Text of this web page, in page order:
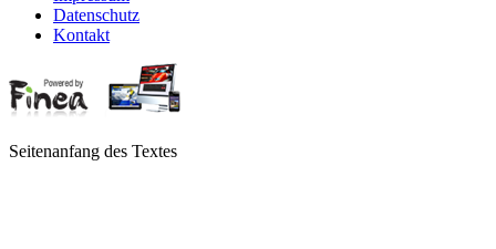
Datenschutz
Kontakt
Seitenanfang des Textes